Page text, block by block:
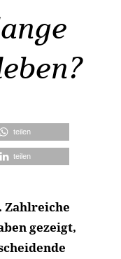
teilen
teilen
Zahlreiche
gezeigt,